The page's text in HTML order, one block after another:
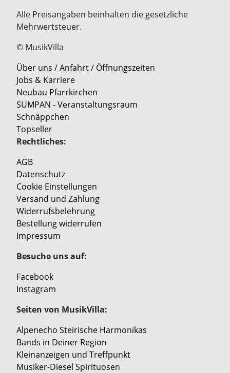
Alle Preisangaben beinhalten die gesetzliche
Mehrwertsteuer.
© MusikVilla
Über uns / Anfahrt / Öffnungszeiten
Jobs & Karriere
Neubau Pfarrkirchen
SUMPAN - Veranstaltungsraum
Schnäppchen
Topseller
Rechtliches:
AGB
Datenschutz
Cookie Einstellungen
Versand und Zahlung
Widerrufsbelehrung
Bestellung widerrufen
Impressum
Besuche uns auf:
Facebook
Instagram
Seiten von MusikVilla:
Alpenecho Steirische Harmonikas
Bands in Deiner Region
Kleinanzeigen und Treffpunkt
Musiker-Diesel Spirituosen